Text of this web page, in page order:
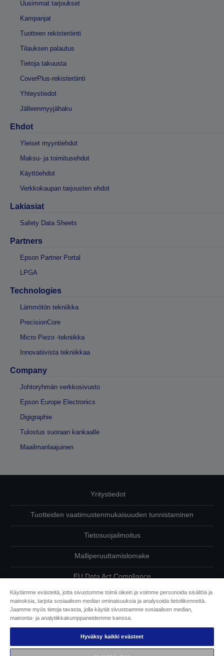
Uusimmat tarjoukset
Kampanjat
Tuotteen rekisteröinti
Tilauksen palautus
Tietoja takuusta
CoverPlus-rekisteröinti
Yhteystiedot
Jälleenmyyjähaku
Ehdot
Yleiset myyntiehdot
Maksu- ja toimitusehdot
Käyttöehdot
Verkkokaupan tarjousten ehdot
Lakiasiat
Safety Data Sheets
Partners
Epson Partner Portal
LPGA
Technologies
Lämmötön tekniikka
PrecisionCore
Micro Piezo -tekniikka
Innovatiivista tekniikkaa
Company
Johtoryhmän verkkosivusto
Epson Europe Electronics
Digigraphie
Tulostus suoraan kankaalle
Maailmanlaajuinen
Yritystiedot
Tuotteiden vaatimustenmukaisuuden tunnistaminen
Tietosuojailmoitus
Malliperuuttamislomake
EU Data Act Compliance
Ota meihin yhteyttä omista tiedoistasi
Tietoa evästeistä
Epson on sitoutunut saavutettavuuteen
Käytämme evästeitä, jotta sivustomme toimii oikein ja voimme personoida sisältöä ja
mainoksia, tarjota sosiaalisen median ominaisuuksia ja analysoida tietoliikennettä.
Jaamme myös tietoja tavasta, jolla käytät sivustoamme sosiaalisen median,
mainonta- ja analytiikkakumppaneidemme kanssa.
Hyväksy kaikki evästeet